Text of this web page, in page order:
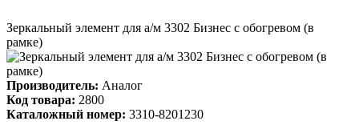
Зеркальный элемент для а/м 3302 Бизнес с обогревом (в
рамке)
Производитель: Аналог
Код товара: 2800
Каталожный номер: 3310-8201230